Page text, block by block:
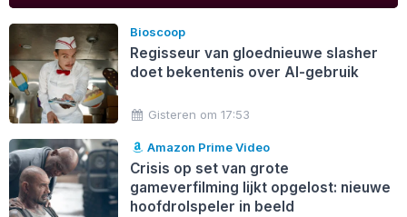
Bioscoop
Regisseur van gloednieuwe slasher
doet bekentenis over AI-gebruik
Gisteren om 17:53
Amazon Prime Video
Crisis op set van grote
gameverfilming lijkt opgelost: nieuwe
hoofdrolspeler in beeld